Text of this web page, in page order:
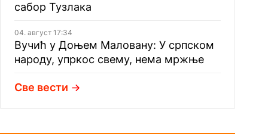
сабор Тузлака
04. август 17:34
Вучић у Доњем Маловану: У српском
народу, упркос свему, нема мржње
Све вести